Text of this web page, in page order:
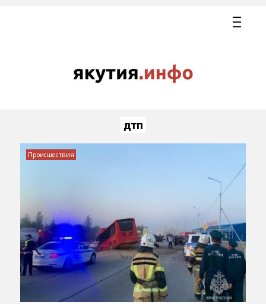
дтп
Происшествия